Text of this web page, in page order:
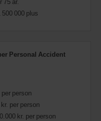
000 plus
Personal Accident
person
per person
kr. per person